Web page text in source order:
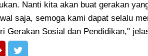
Nanti kita akan buat gerakan
saja, semoga kami dapat selalu
Gerakan Sosial dan Pendidikan,"